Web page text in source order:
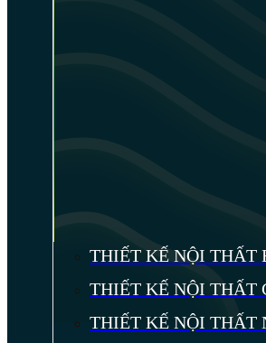
THIẾT KẾ NỘI THẤT
THIẾT KẾ NỘI THẤT
THIẾT KẾ NỘI THẤT